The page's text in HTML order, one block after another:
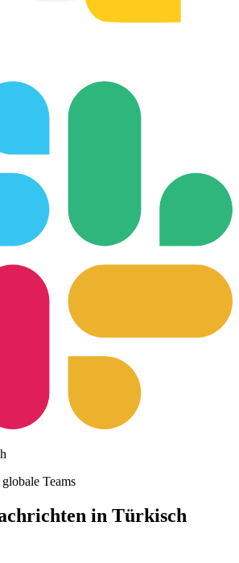
Teams
in Türkisch